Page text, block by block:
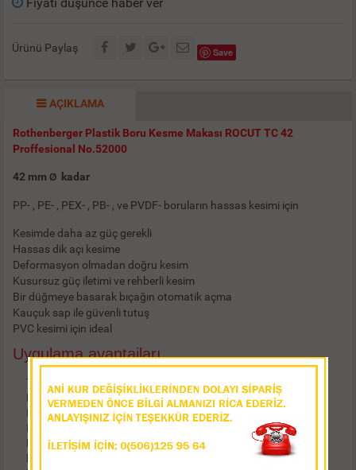
Ürünü Paylaş Save
AÇIKLAMA
Rothenberger Plastik Boru Kesme Makası ROCUT TC 42
Proffesional No.52000
42 mm Ø kadar
PP- , PE- , PEX- , PB- , ve PVDF- boruların hassas kesimi için
Kesimde daha az güç gerekli
Hassas dik açı kesime
Deformasyon olmadan doğru kesim
Kusursuz güç iletimi ve rehberli kesim
Bir düğmeye basarak bıçağın otomatik açma
Kauçuk sap ile güvenli tutuş
PVC kesimi için ideal
Uygulama avantajları
Taşıma konumunda kilitlenebilinir makas
Kauçuk sap ile güvenli tutuş
Hassas dik açı kesme
Deformasyon olmadan doğru kesim
Kusursuz güç iletimi ve rehberli kesim
Kesimde daha az güç gerekli
Teknik
detaylar
Ürün ağırlığı: